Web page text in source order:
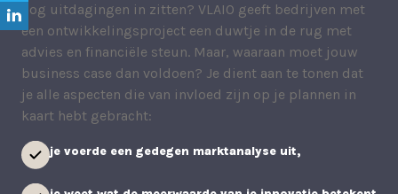
nog uitdagingen in zitten? VLAIO geeft bedrijven met
een ontwikkelingsproject een duwtje in de rug met
advies en financiële steun. Maar, waaraan moet jouw
business case dan voldoen? Je dient aan te tonen dat
je alle aspecten die van invloed zijn op je plannen in
kaart hebt gebracht:
je voerde een gedegen marktanalyse uit,